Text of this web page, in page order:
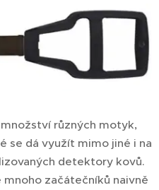
různých motyk,
se dá využít mimo jiné i na
detektory kovů.
mnoho začátečníků naivně